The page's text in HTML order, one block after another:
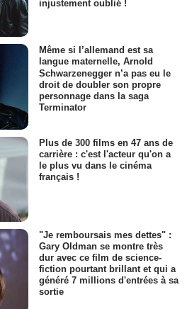
injustement oublié !
Même si l’allemand est sa
langue maternelle, Arnold
Schwarzenegger n’a pas eu le
droit de doubler son propre
personnage dans la saga
Terminator
Plus de 300 films en 47 ans de
carrière : c'est l'acteur qu'on a
le plus vu dans le cinéma
français !
"Je remboursais mes dettes" :
Gary Oldman se montre très
dur avec ce film de science-
fiction pourtant brillant et qui a
généré 7 millions d'entrées à sa
sortie